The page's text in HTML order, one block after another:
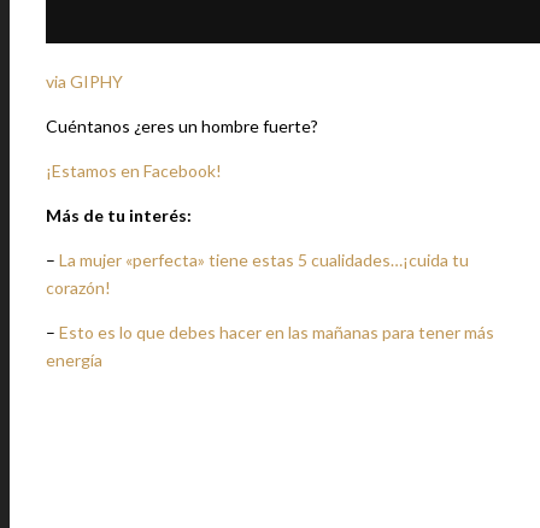
via GIPHY
Cuéntanos ¿eres un hombre fuerte?
¡Estamos en Facebook!
Más de tu interés:
– La mujer «perfecta» tiene estas 5 cualidades…¡cuida tu
corazón!
– Esto es lo que debes hacer en las mañanas para tener más
energía